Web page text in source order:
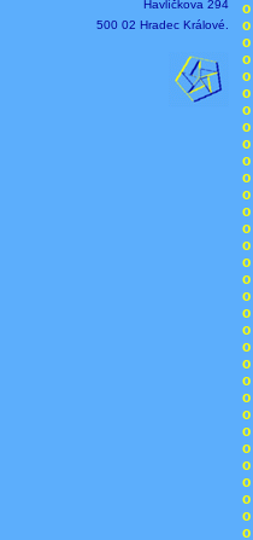
Havlíčkova 294
500 02 Hradec Králové.
o
o
o
o
o
o
o
o
o
o
o
o
o
o
o
o
o
o
o
o
o
o
o
o
o
o
o
o
o
o
o
o